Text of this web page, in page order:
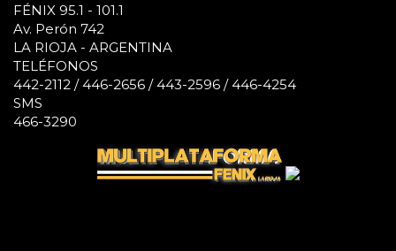
FÉNIX 95.1 - 101.1
Av. Perón 742
LA RIOJA - ARGENTINA
TELÉFONOS
442-2112 / 446-2656 / 443-2596 / 446-4254
SMS
466-3290